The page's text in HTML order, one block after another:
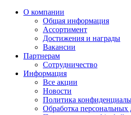
О компании
Общая информация
Ассортимент
Достижения и награды
Вакансии
Партнерам
Сотрудничество
Информация
Все акции
Новости
Политика
Обработка